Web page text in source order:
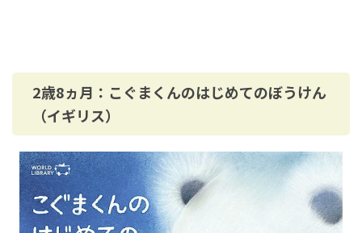
2歳8ヵ月：こぐまくんのはじめてのぼうけん
（イギリス）